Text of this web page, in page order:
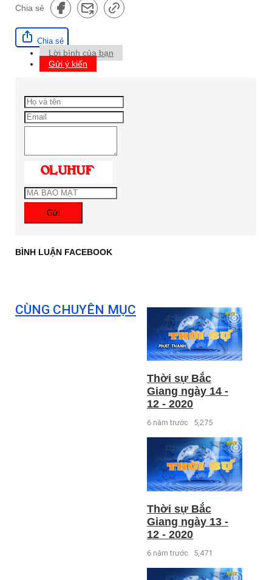
Chia sẻ
Chia sẻ
Lời bình của bạn
Gửi ý kiến
Gửi
BÌNH LUẬN FACEBOOK
CÙNG CHUYÊN MỤC
Thời sự Bắc
Giang ngày 14 -
12 - 2020
6 năm trước 5,275
Thời sự Bắc
Giang ngày 13 -
12 - 2020
6 năm trước 5,471